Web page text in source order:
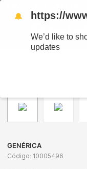
GENÉRICA
Código: 10005496
🔔 https://
We’d like to
updates